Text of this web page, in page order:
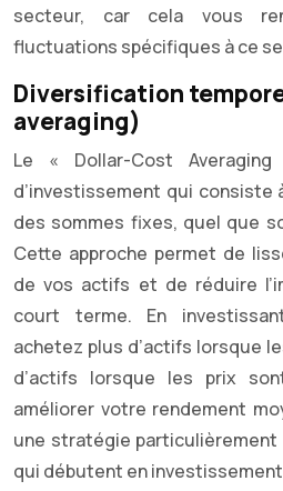
secteur, car cela vous
fluctuations spécifiques à ce
Diversification
averaging)
Le « Dollar-Cost
d’investissement qui
des sommes fixes, quel que
Cette approche permet de
de vos actifs et de réduire
court terme. En
achetez plus d’actifs lorsque
d’actifs lorsque les prix
améliorer votre rendement
une stratégie
qui débutent en